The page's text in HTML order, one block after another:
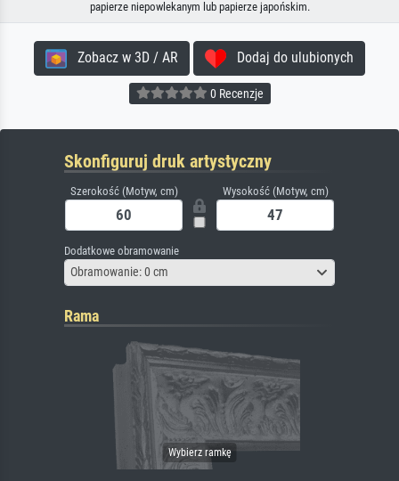
papierze niepowlekanym lub papierze japońskim.
Zobacz w 3D / AR Dodaj do ulubionych
0 Recenzje
Skonfiguruj druk artystyczny
Szerokość (Motyw, cm) Wysokość (Motyw, cm)
Dodatkowe obramowanie
Obramowanie: 0 cm
Rama